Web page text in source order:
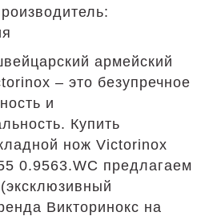
армейский
– это безупречное
и
Купить
нож Victorinox
0.9563.WC предлагаем
Викторинокс на